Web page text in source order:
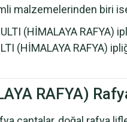
malzemelerinden biri
(HİMALAYA
(HİMALAYA RAFYA)
RAFYA)